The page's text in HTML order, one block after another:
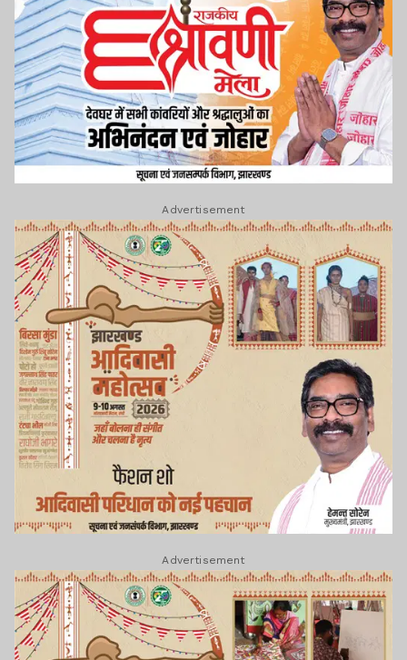
Advertisement
Advertisement